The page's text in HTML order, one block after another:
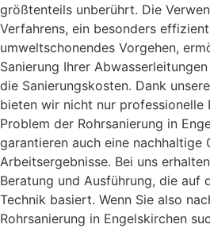
größtenteils unberührt. Die
Verfahrens, ein besonders
umweltschonendes Vorgehen,
Sanierung Ihrer
die Sanierungskosten. Dank
bieten wir nicht nur professionelle
Problem der Rohrsanierung in
garantieren auch eine nachhaltige
Arbeitsergebnisse. Bei uns
Beratung und Ausführung, die auf
Technik basiert. Wenn Sie also
Rohrsanierung in Engelskirchen